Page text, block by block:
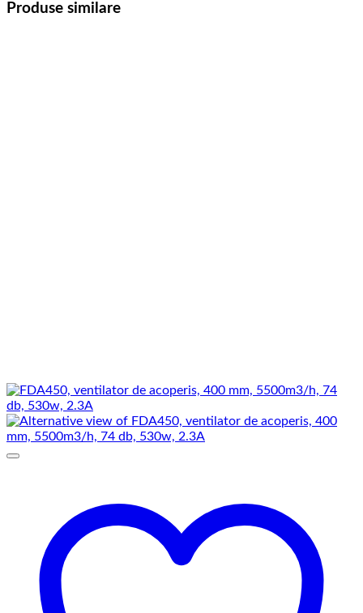
Produse similare